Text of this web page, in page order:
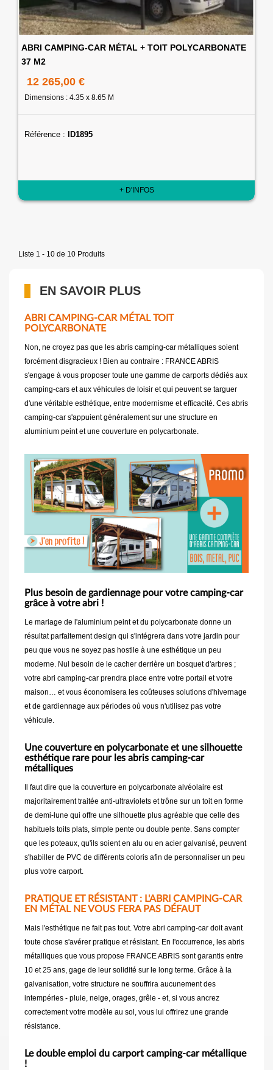
ABRI CAMPING-CAR MÉTAL + TOIT POLYCARBONATE
37 M2
12 265,00 €
Dimensions : 4.35 x 8.65 M
Référence : ID1895
+ D'INFOS
Liste 1 - 10 de 10 Produits
EN SAVOIR PLUS
ABRI CAMPING-CAR MÉTAL TOIT
POLYCARBONATE
Non, ne croyez pas que les abris camping-car métalliques soient
forcément disgracieux ! Bien au contraire : FRANCE ABRIS
s'engage à vous proposer toute une gamme de carports dédiés aux
camping-cars et aux véhicules de loisir et qui peuvent se targuer
d'une véritable esthétique, entre modernisme et efficacité. Ces abris
camping-car s'appuient généralement sur une structure en
aluminium peint et une couverture en polycarbonate.
Plus besoin de gardiennage pour votre camping-car
grâce à votre abri !
Le mariage de l'aluminium peint et du polycarbonate donne un
résultat parfaitement design qui s'intégrera dans votre jardin pour
peu que vous ne soyez pas hostile à une esthétique un peu
moderne. Nul besoin de le cacher derrière un bosquet d'arbres ;
votre abri camping-car prendra place entre votre portail et votre
maison… et vous économisera les coûteuses solutions d'hivernage
et de gardiennage aux périodes où vous n'utilisez pas votre
véhicule.
Une couverture en polycarbonate et une silhouette
esthétique rare pour les abris camping-car
métalliques
Il faut dire que la couverture en polycarbonate alvéolaire est
majoritairement traitée anti-ultraviolets et trône sur un toit en forme
de demi-lune qui offre une silhouette plus agréable que celle des
habituels toits plats, simple pente ou double pente. Sans compter
que les poteaux, qu'ils soient en alu ou en acier galvanisé, peuvent
s'habiller de PVC de différents coloris afin de personnaliser un peu
plus votre carport.
PRATIQUE ET RÉSISTANT : L'ABRI CAMPING-CAR
EN MÉTAL NE VOUS FERA PAS DÉFAUT
Mais l'esthétique ne fait pas tout. Votre abri camping-car doit avant
toute chose s'avérer pratique et résistant. En l'occurrence, les abris
métalliques que vous propose FRANCE ABRIS sont garantis entre
10 et 25 ans, gage de leur solidité sur le long terme. Grâce à la
galvanisation, votre structure ne souffrira aucunement des
intempéries - pluie, neige, orages, grêle - et, si vous ancrez
correctement votre modèle au sol, vous lui offrirez une grande
résistance.
Le double emploi du carport camping-car métallique
!